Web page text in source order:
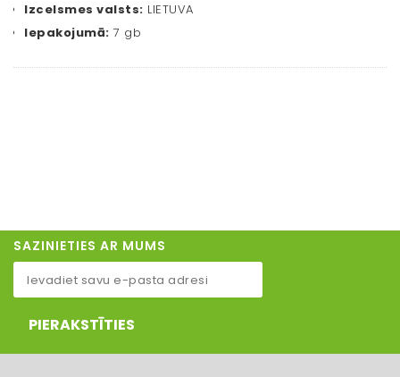
Izcelsmes valsts: LIETUVA
Iepakojumā: 7 gb
SAZINIETIES AR MUMS
PIERAKSTĪTIES